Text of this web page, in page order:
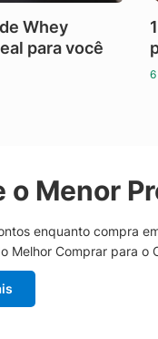
Whey
para você
o Menor
enquanto compra
Melhor Comprar para